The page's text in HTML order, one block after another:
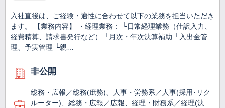
入社直後は、ご経験・適性に合わせて以下の業務を担当いただき
ます。 【業務内容】 ・経理業務： └日常経理業務（仕訳入力、
経費精算、請求書発行など） └月次・年次決算補助 └入出金管
理、予実管理 └親…
非公開
総務・広報／総務(庶務)、人事・労務系／人事(採用･リク
ルーター)、総務・広報／広報、経理・財務系／経理(決